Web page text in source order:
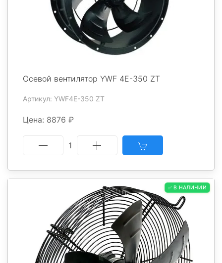
Осевой вентилятор YWF 4E-350 ZT
Артикул: YWF4E-350 ZT
Цена: 8876 ₽
1
✅ В НАЛИЧИИ